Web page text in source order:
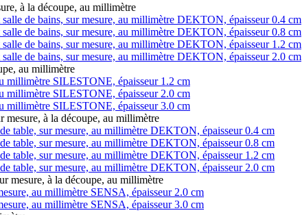
à la découpe, au millimètre
de bains, sur mesure, au millimètre DEKTON, épaisseur 0.4 cm
de bains, sur mesure, au millimètre DEKTON, épaisseur 0.8 cm
de bains, sur mesure, au millimètre DEKTON, épaisseur 1.2 cm
de bains, sur mesure, au millimètre DEKTON, épaisseur 2.0 cm
au millimètre
millimètre SILESTONE, épaisseur 1.2 cm
millimètre SILESTONE, épaisseur 2.0 cm
millimètre SILESTONE, épaisseur 3.0 cm
à la découpe, au millimètre
table, sur mesure, au millimètre DEKTON, épaisseur 0.4 cm
table, sur mesure, au millimètre DEKTON, épaisseur 0.8 cm
table, sur mesure, au millimètre DEKTON, épaisseur 1.2 cm
table, sur mesure, au millimètre DEKTON, épaisseur 2.0 cm
mesure, à la découpe, au millimètre
au millimètre SENSA, épaisseur 2.0 cm
au millimètre SENSA, épaisseur 3.0 cm